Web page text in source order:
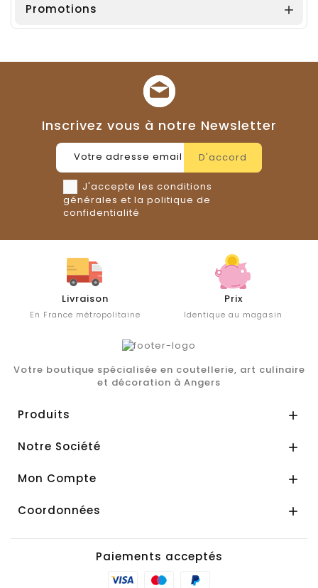
Promotions 
Inscrivez vous à notre Newsletter
J'accepte les conditions
générales et la politique de
confidentialité
Livraison
En France métropolitaine
Prix
Identique au magasin
Votre boutique spécialisée en coutellerie, art culinaire
et décoration à Angers
Produits 
Notre Société 
Mon Compte 
Coordonnées 
Paiements acceptés